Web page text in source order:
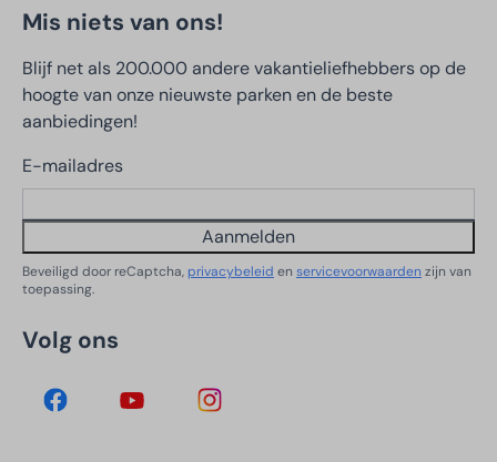
Mis niets van ons!
Blijf net als 200.000 andere vakantieliefhebbers op de
hoogte van onze nieuwste parken en de beste
aanbiedingen!
E-mailadres
Aanmelden
Beveiligd door reCaptcha, privacybeleid en servicevoorwaarden zijn van
toepassing.
Volg ons